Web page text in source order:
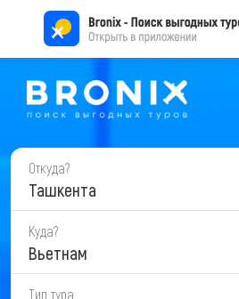
Откуда?
Ташкента
Куда?
Вьетнам
Тип тура